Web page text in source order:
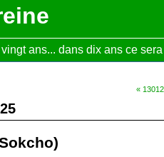
ans... dans dix ans ce
«